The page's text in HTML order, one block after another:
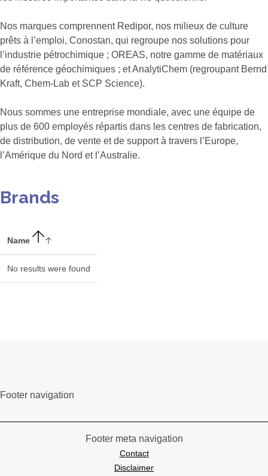
Nos marques comprennent Redipor, nos milieux de culture
prêts à l’emploi, Conostan, qui regroupe nos solutions pour
l’industrie pétrochimique ; OREAS, notre gamme de matériaux
de référence géochimiques ; et AnalytiChem (regroupant Bernd
Kraft, Chem-Lab et SCP Science).
Nous sommes une entreprise mondiale, avec une équipe de
plus de 600 employés répartis dans les centres de fabrication,
de distribution, de vente et de support à travers l’Europe,
l’Amérique du Nord et l’Australie.
Brands
Name
No results were found
Footer navigation
Footer meta navigation
Contact
Disclaimer